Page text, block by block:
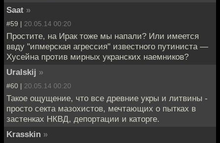
Saat »
#59 | 20.05.14 00:20
Простите, на Ирак тоже мы напали? Или имеется
ввду "ипмерская агрессия" известного путиниста —
Хусейна против мирных укранских наемников?
Uralskij »
#60 | 20.05.14 00:20
Такое ощущение, что все древние укры и литвины -
просто секта мазохистов, мечтающих о пытках в
застенках НКВД, депортации и каторге.
Krasskin »